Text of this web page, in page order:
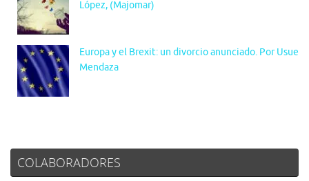
López, (Majomar)
Europa y el Brexit: un divorcio anunciado. Por Usue
Mendaza
COLABORADORES